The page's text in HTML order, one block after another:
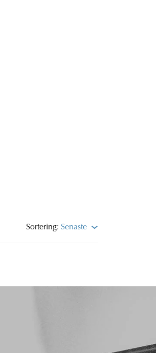
Sortering:Senaste